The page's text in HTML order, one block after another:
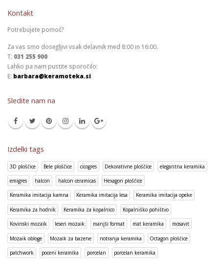
Kontakt
Potrebujete pomoč?
Za vas smo dosegljivi vsak delavnik med 8:00 in 16:00.
T: 031 255 900
Lahko pa nam pustite sporočilo:
E: barbara@keramoteka.si
Sledite nam na
Izdelki tags
3D ploščice Bele ploščice cicogres Dekorativne ploščice elegantna keramika
emigres halcon halcon ceramicas Hexagon ploščice
Keramika imitacija kamna Keramika imitacija lesa Keramika imitacija opeke
Keramika za hodnik Keramika za kopalnico Kopalniško pohištvo
Kovinski mozaik lesen mozaik manjši format mat keramika mosavit
Mozaik obloge Mozaik za bazene notranja keramika Octagon ploščice
patchwork poceni keramika porcelan porcelan keramika